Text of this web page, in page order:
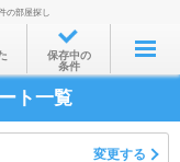
の部屋探し
保存中の
条件
ト一覧
変更する